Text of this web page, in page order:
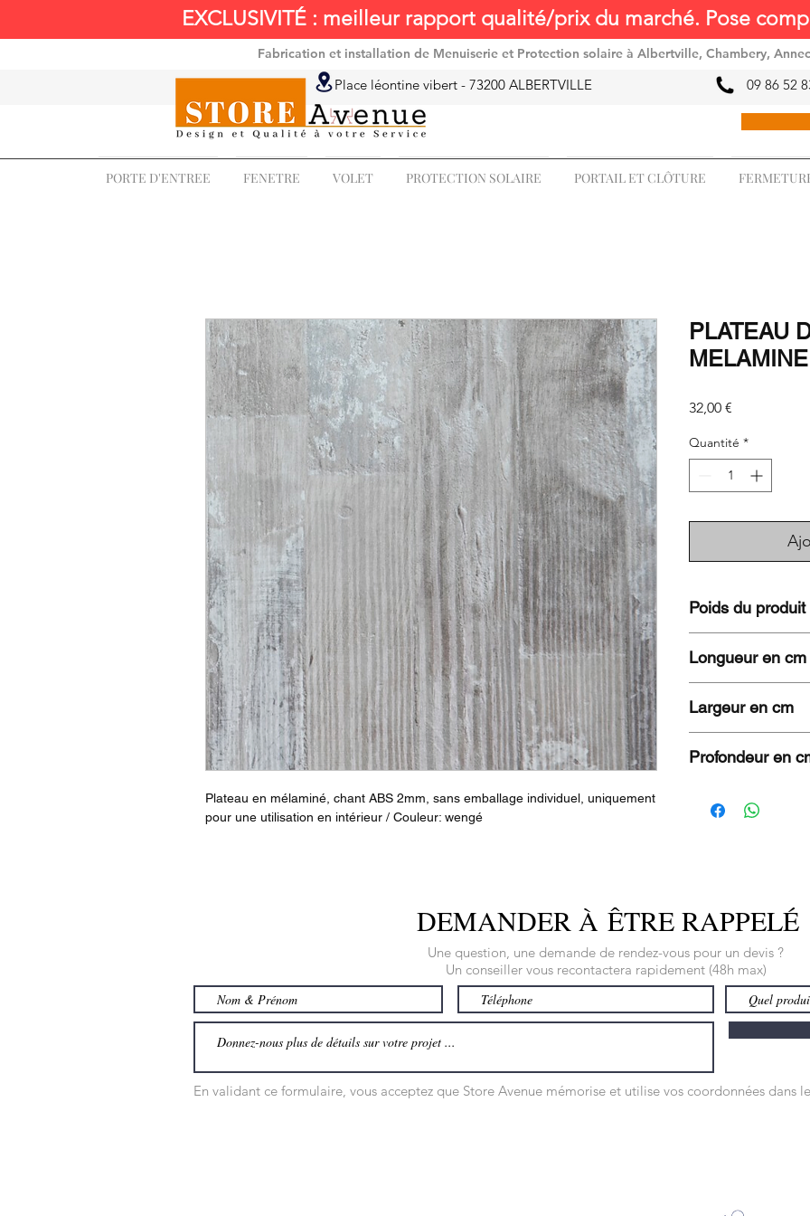
EXCLUSIVITÉ : meilleur rapport qualité/prix du marché. Pose
Fabrication et installation de Menuiserie et Protection solaire à Albertville, Chambery,
Place léontine vibert - 73200 ALBERTVILLE 09 86 52
PORTE D'ENTREE FENETRE VOLET PROTECTION SOLAIRE PORTAIL ET CLÔTURE
Plateau en mélaminé, chant ABS 2mm, sans emballage individuel, uniquement
pour une utilisation en intérieur / Couleur: wengé
PLATEAU
32,00 €
Quantité *
Poids du produit
Longueur en cm
Largeur en cm
Profondeur en
DEMANDER À ÊTRE RAPPELÉ
Une question, une demande de rendez-vous pour un devis ?
Un conseiller vous recontactera rapidement (48h max)
En validant ce formulaire, vous acceptez que Store Avenue mémorise et utilise vos coordonnées dans